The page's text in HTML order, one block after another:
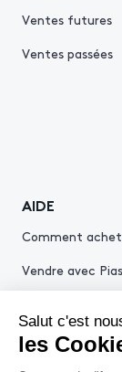
Ventes futures
Ventes passées
AIDE
Comment
Vendre avec